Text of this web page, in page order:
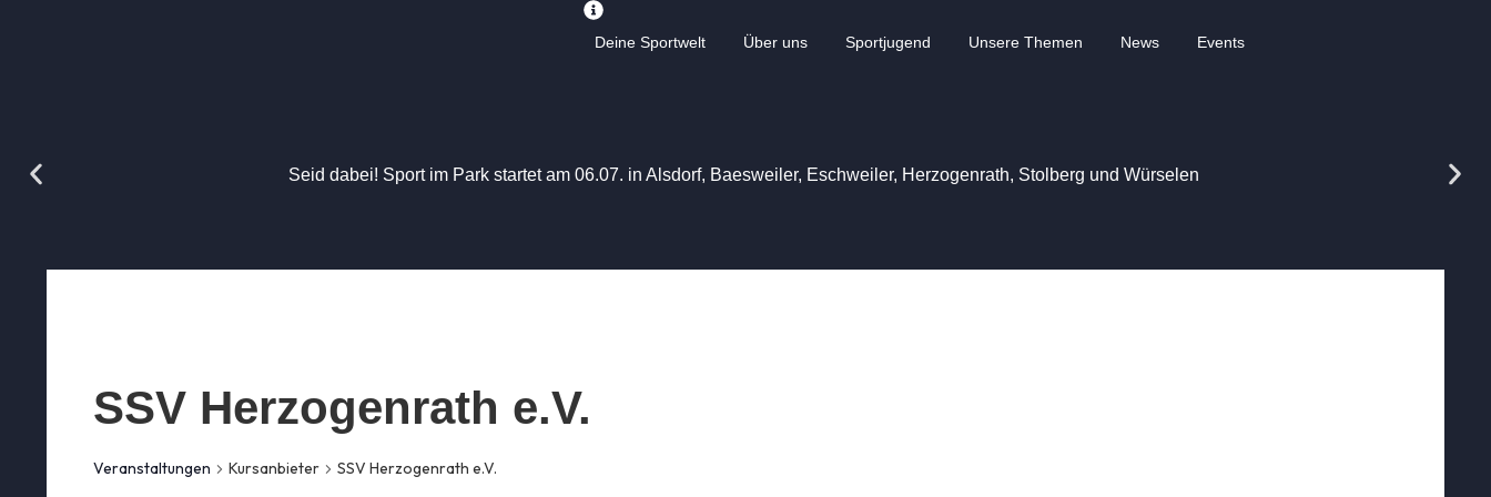
Deine Sportwelt Über uns Sportjugend Unsere Themen News Events
Seid dabei! Sport im Park startet am 06.07. in Alsdorf, Baesweiler, Eschweiler, Herzogenrath, Stolberg und Würselen
SSV Herzogenrath e.V.
Veranstaltungen Kursanbieter SSV Herzogenrath e.V.